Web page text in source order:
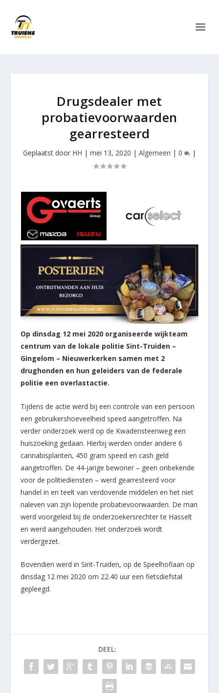
Drugsdealer met
probatievoorwaarden
gearresteerd
Geplaatst door HH | mei 13, 2020 | Algemeen | 0 |
Op dinsdag 12 mei 2020 organiseerde wijkteam
centrum van de lokale politie Sint-Truiden –
Gingelom – Nieuwerkerken samen met 2
drughonden en hun geleiders van de federale
politie een overlastactie.
Tijdens de actie werd bij een controle van een persoon
een gebruikershoeveelheid speed aangetroffen. Na
verder onderzoek werd op de Kwadensteenweg een
huiszoeking gedaan. Hierbij werden onder andere 6
cannabisplanten, 450 gram speed en cash geld
aangetroffen. De 44-jarige bewoner – geen onbekende
voor de politiediensten – werd gearresteerd voor
handel in en teelt van verdovende middelen en het niet
naleven van zijn lopende probatievoorwaarden. De man
werd voorgeleid bij de onderzoekersrechter te Hasselt
en werd aangehouden. Het onderzoek wordt
verdergezet.
Bovendien werd in Sint-Truiden, op de Speelhoflaan op
dinsdag 12 mei 2020 om 22.40 uur een fietsdiefstal
gepleegd.
DEEL: